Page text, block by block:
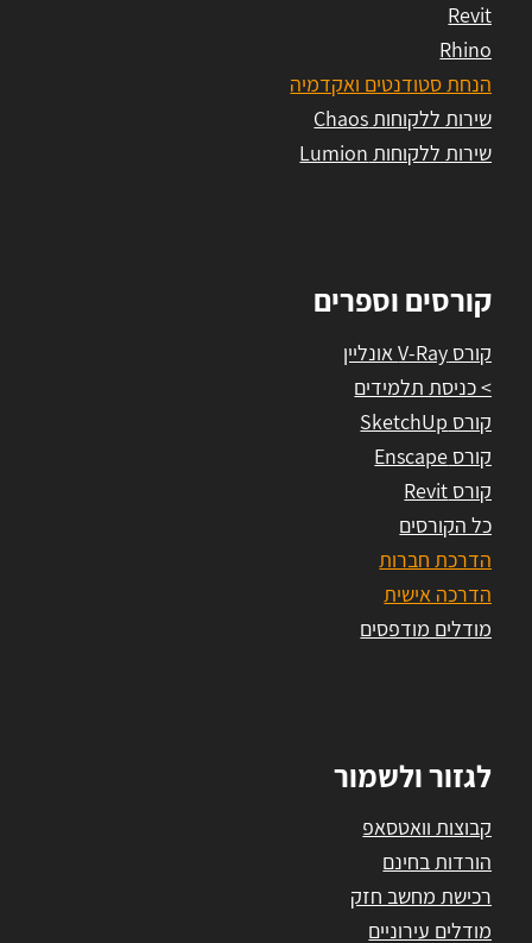
Revit
Rhino
הנחת סטודנטים ואקדמיה
שירות ללקוחות Chaos
שירות ללקוחות Lumion
קורסים וספרים
קורס V-Ray אונליין
> כניסת תלמידים
קורס SketchUp
קורס Enscape
קורס Revit
כל הקורסים
הדרכת חברות
הדרכה אישית
מודלים מודפסים
לגזור ולשמור
קבוצות וואטסאפ
הורדות בחינם
רכישת מחשב חזק
מודלים עירוניים